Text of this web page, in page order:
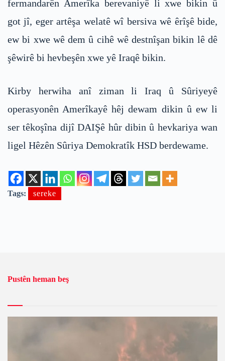
fermandarên Amerîka berevaniyê li xwe bikin û
got jî, eger artêşa welatê wî bersiva wê êrîşê bide,
ew bi xwe wê dem û cihê wê destnîşan bikin lê dê
şêwirê bi hevbeşên xwe yê Iraqê bikin.
Kirby herwiha anî ziman li Iraq û Sûriyeyê
operasyonên Amerîkayê hêj dewam dikin û ew li
ser têkoşîna dijî DAIŞê hûr dibin û hevkariya wan
ligel Hêzên Sûriya Demokratîk HSD berdewame.
Tags: sereke
Pustên heman beş